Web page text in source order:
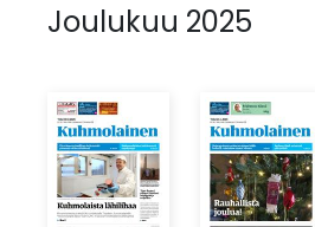
Joulukuu 2025